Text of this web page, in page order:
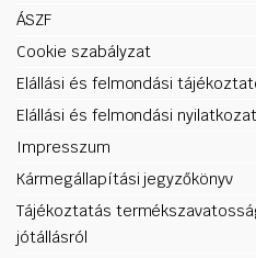
ÁSZF
Cookie szabályzat
Elállási és felmondási
Elállási és felmondási nyilatkozat
Impresszum
Kármegállapítási jegyzőkönyv
Tájékoztatás
jótállásról